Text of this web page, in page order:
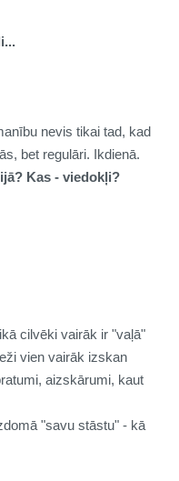
nevis tikai tad, kad
bet regulāri. Ikdienā.
Kas - viedokļi?
cilvēki vairāk ir "vaļā"
vien vairāk izskan
aizskārumi, kaut
"savu stāstu" - kā